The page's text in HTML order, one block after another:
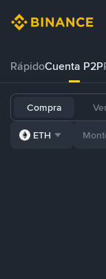
RápidoCuenta P2P
Compra
ETH